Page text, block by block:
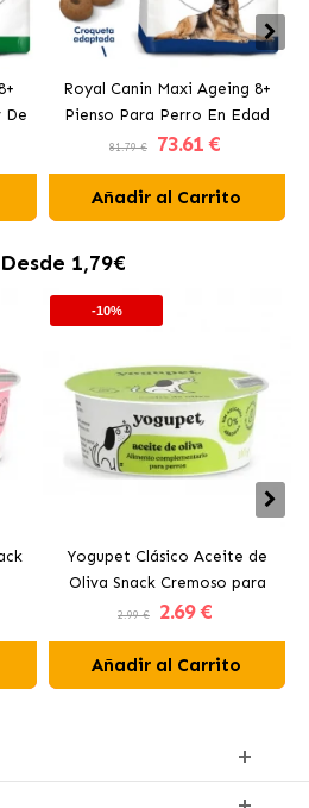
De
Royal Canin Maxi Ageing 8+
Pienso Para Perro En Edad
Avanzada De Raza Grande
81.79 € 73.61 €
Añadir al Carrito
1,79€
-10%
Yogupet Clásico Aceite de
Oliva Snack Cremoso para
Perros
2.99 € 2.69 €
Añadir al Carrito